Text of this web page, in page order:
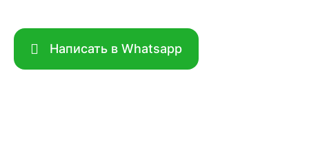
Написать в Whatsapp